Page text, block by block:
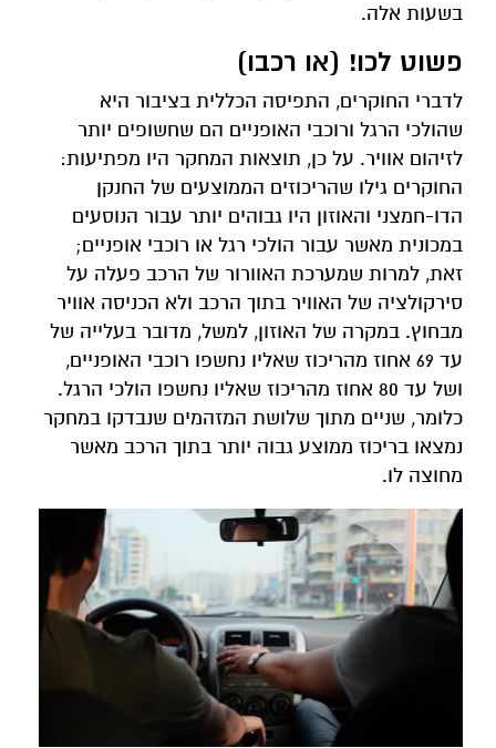
בשעות אלה.
פשוט לכו! (או רכבו)
לדברי החוקרים, התפיסה הכללית בציבור היא
שהולכי הרגל ורוכבי האופניים הם שחשופים יותר
לזיהום אוויר. על כן, תוצאות המחקר היו מפתיעות:
החוקרים גילו שהריכוזים הממוצעים של החנקן
הדו-חמצני והאוזון היו גבוהים יותר עבור הנוסעים
במכונית מאשר עבור הולכי רגל או רוכבי אופניים;
זאת, למרות שמערכת האוורור של הרכב פעלה על
סירקולציה של האוויר בתוך הרכב ולא הכניסה אוויר
מבחוץ. במקרה של האוזון, למשל, מדובר בעלייה של
עד 69 אחוז מהריכוז שאליו נחשפו רוכבי האופניים,
ושל עד 80 אחוז מהריכוז שאליו נחשפו הולכי הרגל.
כלומר, שניים מתוך שלושת המזהמים שנבדקו במחקר
נמצאו בריכוז ממוצע גבוה יותר בתוך הרכב מאשר
מחוצה לו.